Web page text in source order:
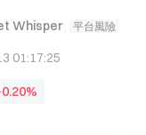
Whisper 平台風險
01:17:25